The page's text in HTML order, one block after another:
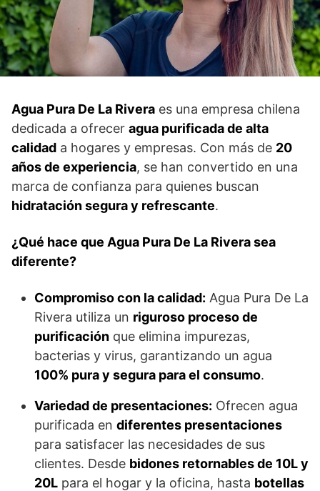
Agua Pura De La Rivera es una empresa chilena
dedicada a ofrecer agua purificada de alta
calidad a hogares y empresas. Con más de 20
años de experiencia, se han convertido en una
marca de confianza para quienes buscan
hidratación segura y refrescante.
¿Qué hace que Agua Pura De La Rivera sea
diferente?
Compromiso con la calidad: Agua Pura De La
Rivera utiliza un riguroso proceso de
purificación que elimina impurezas,
bacterias y virus, garantizando un agua
100% pura y segura para el consumo.
Variedad de presentaciones: Ofrecen agua
purificada en diferentes presentaciones
para satisfacer las necesidades de sus
clientes. Desde bidones retornables de 10L y
20L para el hogar y la oficina, hasta botellas